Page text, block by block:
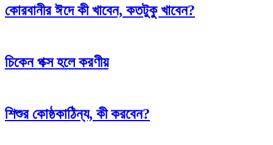
কোরবানীর ঈদে কী খাবেন, কতটুকু খাবেন?
চিকেন পক্স হলে করণীয়
শিশুর কোষ্ঠকাঠিন্য, কী করবেন?